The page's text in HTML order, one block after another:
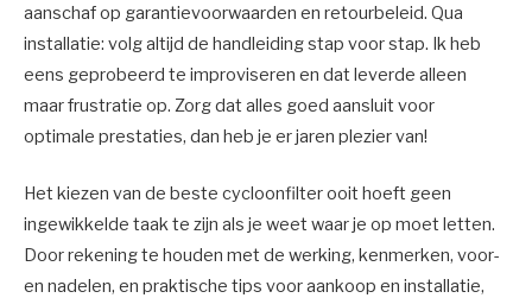
aanschaf op garantievoorwaarden en retourbeleid. Qua
installatie: volg altijd de handleiding stap voor stap. Ik heb
eens geprobeerd te improviseren en dat leverde alleen
maar frustratie op. Zorg dat alles goed aansluit voor
optimale prestaties, dan heb je er jaren plezier van!
Het kiezen van de beste cycloonfilter ooit hoeft geen
ingewikkelde taak te zijn als je weet waar je op moet letten.
Door rekening te houden met de werking, kenmerken, voor-
en nadelen, en praktische tips voor aankoop en installatie,